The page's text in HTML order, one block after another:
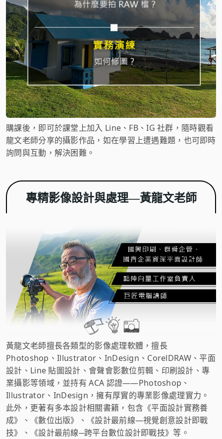
購課後，即可於課堂上加入 Line、FB、IG 社群，隨時觀看
龍文老師分享的攝影作品，如在學習上遭遇難題，也可即時
詢問與互動，解決困難。
專精影像設計與處理—黃龍文老師
黃龍文老師擅長各類型的影像處理軟體，擅長
Photoshop、Illustrator、InDesign、CorelDRAW、平面
設計、Line 貼圖設計、會聲會影數位剪輯、印刷設計、專
業攝影等領域，並持有 ACA 認證——Photoshop、
Illustrator、InDesign，擁有厚實的專業影像處理實力。
此外，更著有多本設計相關書籍，包含《平面設計實務養
成》、《數位出版》、《設計最前線—視覺創意設計即戰
技》、《設計最前線─跨平台數位設計即戰技》等。